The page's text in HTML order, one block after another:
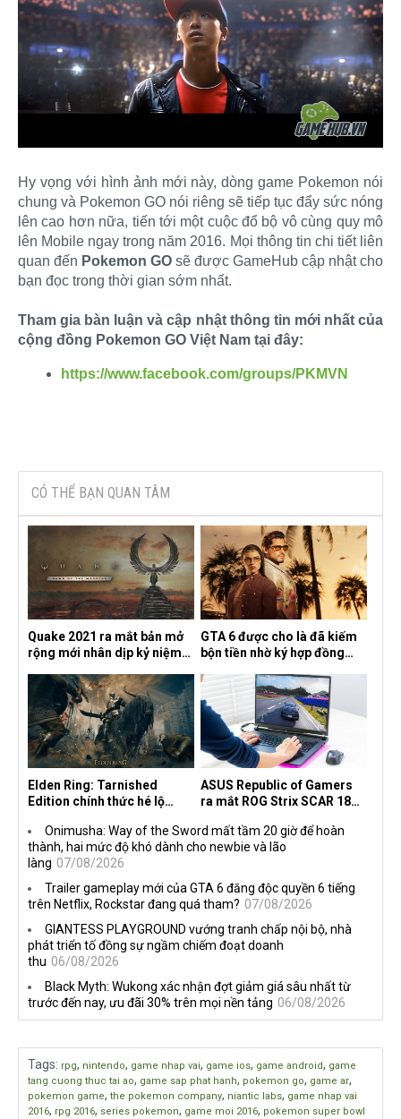
Hy vọng với hình ảnh mới này, dòng game Pokemon nói
chung và Pokemon GO nói riêng sẽ tiếp tục đẩy sức nóng
lên cao hơn nữa, tiến tới một cuộc đổ bộ vô cùng quy mô
lên Mobile ngay trong năm 2016. Mọi thông tin chi tiết liên
quan đến Pokemon GO sẽ được GameHub cập nhật cho
bạn đọc trong thời gian sớm nhất.
Tham gia bàn luận và cập nhật thông tin mới nhất của
cộng đồng Pokemon GO Việt Nam tại đây:
https://www.facebook.com/groups/PKMVN
CÓ THỂ BẠN QUAN TÂM
Quake 2021 ra mắt bản mở
rộng mới nhân dịp kỷ niệm
the Machine
GTA 6 được cho là đã kiếm
bộn tiền nhờ ký hợp đồng
Elden Ring: Tarnished
Edition chính thức hé lộ
ASUS Republic of Gamers
ra mắt ROG Strix SCAR 18
Onimusha: Way of the Sword mất tầm 20 giờ để hoàn
thành, hai mức độ khó dành cho newbie và lão
làng 07/08/2026
Trailer gameplay mới của GTA 6 đăng độc quyền 6 tiếng
trên Netflix, Rockstar đang quá tham? 07/08/2026
GIANTESS PLAYGROUND vướng tranh chấp nội bộ, nhà
phát triển tố đồng sự ngầm chiếm đoạt doanh
thu 06/08/2026
Black Myth: Wukong xác nhận đợt giảm giá sâu nhất từ
trước đến nay, ưu đãi 30% trên mọi nền tảng 06/08/2026
Tags: rpg, nintendo, game nhap vai, game ios, game android, game
tang cuong thuc tai ao, game sap phat hanh, pokemon go, game ar,
pokemon game, the pokemon company, niantic labs, game nhap vai
2016, rpg 2016, series pokemon, game moi 2016, pokemon super bowl